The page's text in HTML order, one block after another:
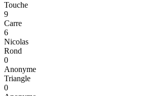
Touche
9
Carre
6
Nicolas
Rond
0
Anonyme
Triangle
0